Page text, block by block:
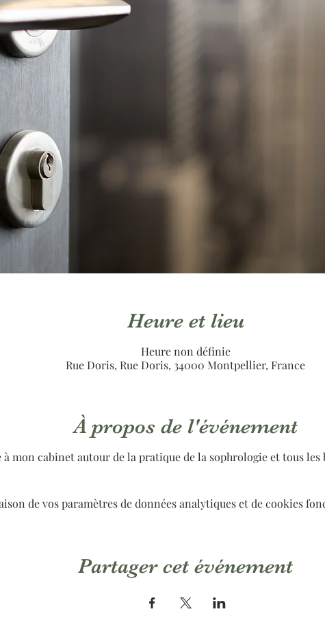
Heure et lieu
Heure non définie
Rue Doris, Rue Doris, 34000 Montpellier, France
À propos de l'événement
à mon cabinet autour de la pratique de la sophrologie et tous
de vos paramètres de données analytiques et de cookies
Partager cet événement